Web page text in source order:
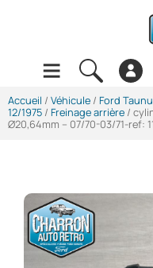
Accueil / Véhicule / Ford
12/1975 / Freinage arrière /
Ø20,64mm – 07/70-03/71-ref: